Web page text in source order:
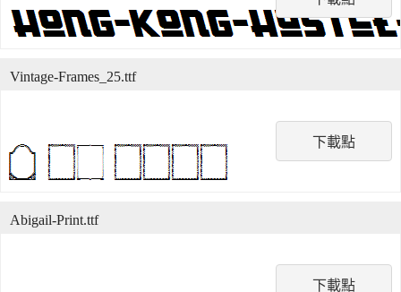
下載點
Vintage-Frames_25.ttf
下載點
Abigail-Print.ttf